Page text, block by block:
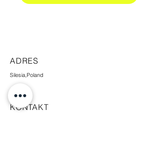
ADRES
Silesia,Poland
KONTAKT